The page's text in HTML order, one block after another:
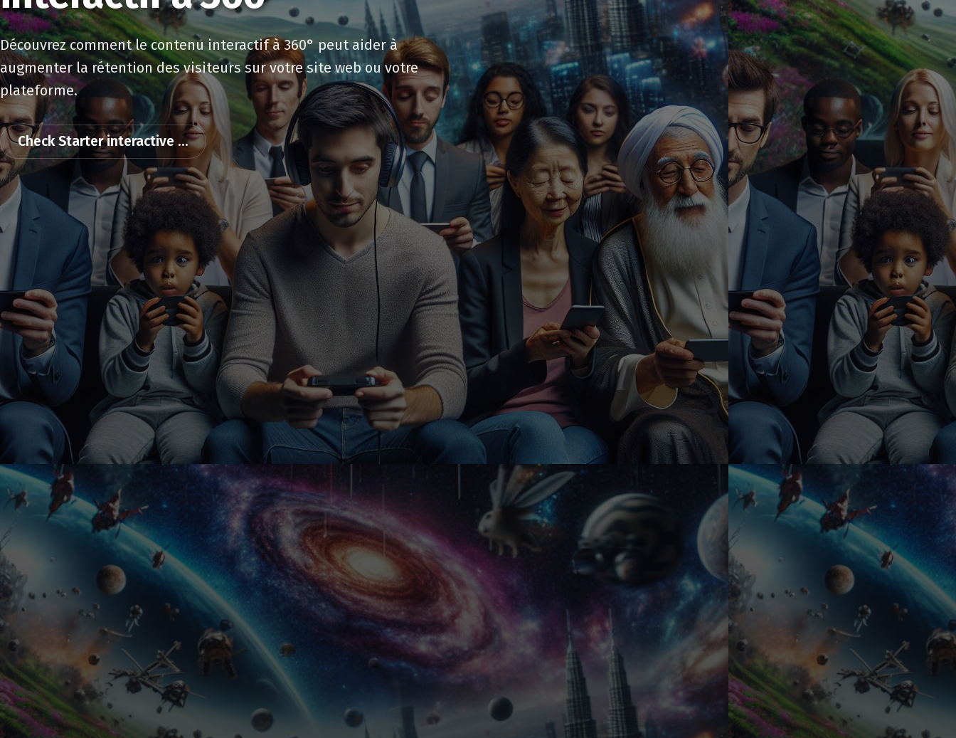
Découvrez comment le contenu interactif à 360° peut aider à
augmenter la rétention des visiteurs sur votre site web ou votre
plateforme.
Check Starter interactive ...